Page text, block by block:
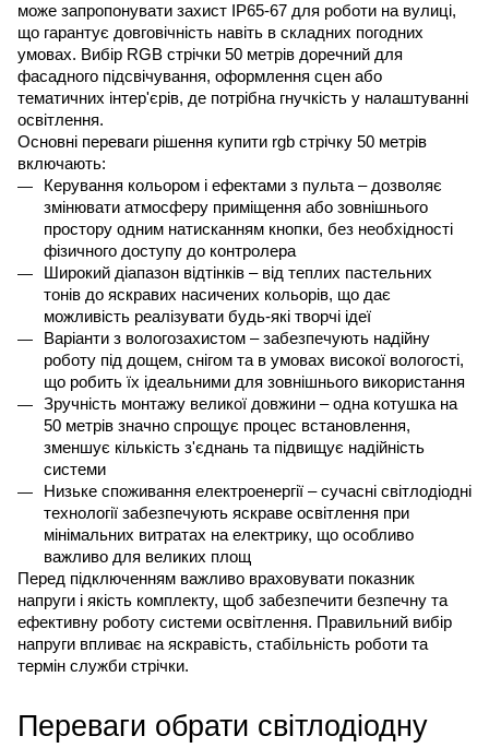
може запропонувати захист IP65-67 для роботи на вулиці,
що гарантує довговічність навіть в складних погодних
умовах. Вибір RGB стрічки 50 метрів доречний для
фасадного підсвічування, оформлення сцен або
тематичних інтер'єрів, де потрібна гнучкість у налаштуванні
освітлення.
Основні переваги рішення купити rgb стрічку 50 метрів
включають:
Керування кольором і ефектами з пульта – дозволяє
змінювати атмосферу приміщення або зовнішнього
простору одним натисканням кнопки, без необхідності
фізичного доступу до контролера
Широкий діапазон відтінків – від теплих пастельних
тонів до яскравих насичених кольорів, що дає
можливість реалізувати будь-які творчі ідеї
Варіанти з вологозахистом – забезпечують надійну
роботу під дощем, снігом та в умовах високої вологості,
що робить їх ідеальними для зовнішнього використання
Зручність монтажу великої довжини – одна котушка на
50 метрів значно спрощує процес встановлення,
зменшує кількість з'єднань та підвищує надійність
системи
Низьке споживання електроенергії – сучасні світлодіодні
технології забезпечують яскраве освітлення при
мінімальних витратах на електрику, що особливо
важливо для великих площ
Перед підключенням важливо враховувати показник
напруги і якість комплекту, щоб забезпечити безпечну та
ефективну роботу системи освітлення. Правильний вибір
напруги впливає на яскравість, стабільність роботи та
термін служби стрічки.
Переваги обрати світлодіодну